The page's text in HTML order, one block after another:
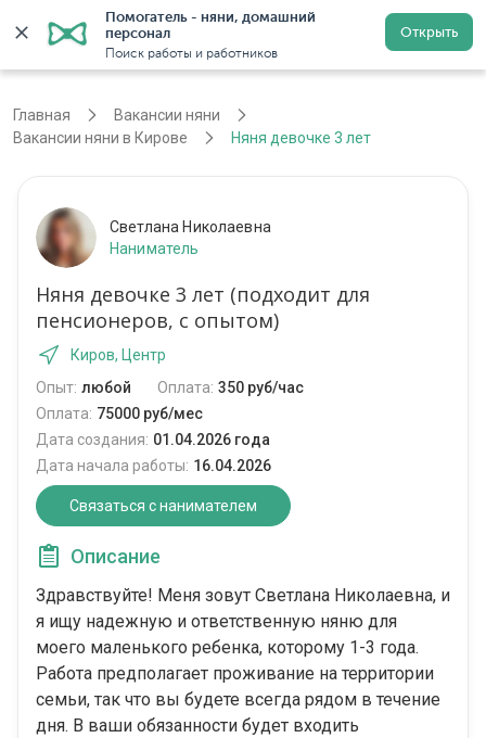
Помогатель - няни, домашний
персонал
Поиск работы и работников
Открыть
Регистрация
Главная
Вакансии няни
Вакансии няни в Кирове
Няня девочке 3 лет
Светлана Николаевна
Наниматель
Няня девочке 3 лет (подходит для
пенсионеров, с опытом)
Киров, Центр
Опыт: любой Оплата: 350 руб/час
Оплата: 75000 руб/мес
Дата создания: 01.04.2026 года
Дата начала работы: 16.04.2026
Связаться с нанимателем
Описание
Здравствуйте! Меня зовут Светлана Николаевна, и
я ищу надежную и ответственную няню для
моего маленького ребенка, которому 1-3 года.
Работа предполагает проживание на территории
семьи, так что вы будете всегда рядом в течение
дня. В ваши обязанности будет входить